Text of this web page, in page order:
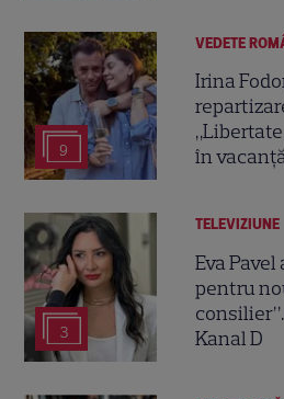
9
VEDETE
Irina
în
3
TELEVIZIUNE
Eva
pentru
Kanal D